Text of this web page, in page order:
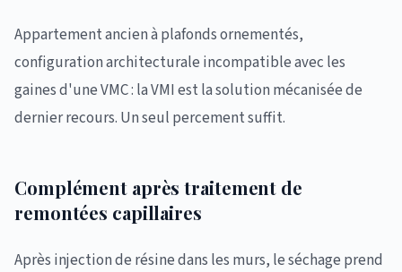
Appartement ancien à plafonds ornementés,
configuration architecturale incompatible avec les
gaines d'une VMC : la VMI est la solution mécanisée de
dernier recours. Un seul percement suffit.
Complément après traitement de
remontées capillaires
Après injection de résine dans les murs, le séchage prend